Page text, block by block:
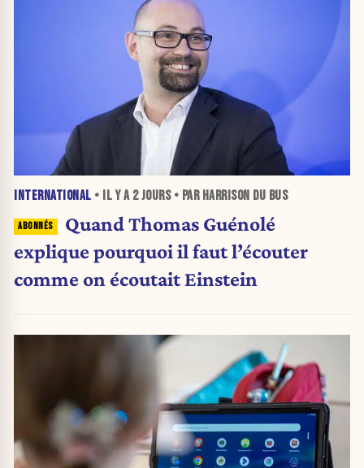
INTERNATIONAL • IL Y A 2 JOURS• PAR HARRISON DU BUS
Quand Thomas Guénolé
explique pourquoi il faut l’écouter
comme on écoutait Einstein